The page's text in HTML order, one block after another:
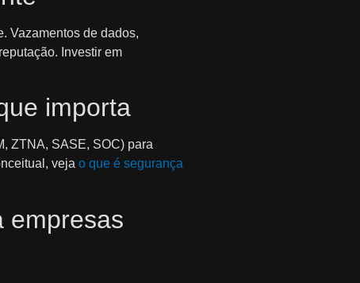
Vazamentos de dados,
Investir em
importa
ZTNA, SASE, SOC) para
veja o que é segurança
empresas